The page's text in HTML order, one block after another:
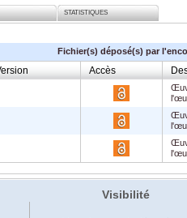
STATISTIQUES
Fichier(s) déposé(s) par
Accès
Visibilité